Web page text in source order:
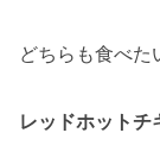
どちらも食べた
レッドホットチ